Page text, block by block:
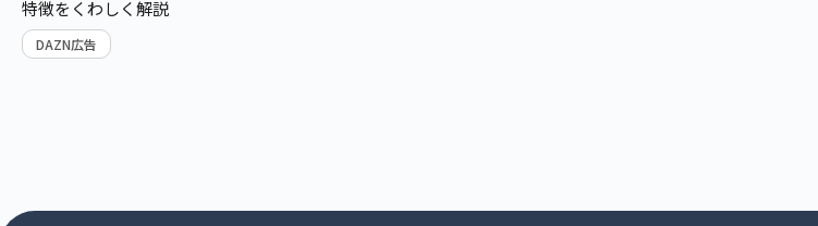
SEOの基礎
サイト・業種別SEO
特徴をくわしく解説
DAZN広告